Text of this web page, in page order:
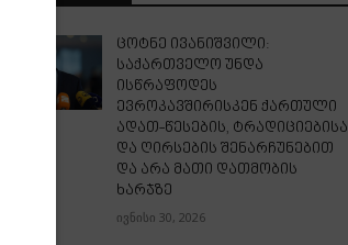
ცოტნე ივანიშვილი:
საქართველო უნდა
ისწრაფოდეს
ევროკავშირისკენ ქართული
ადათ-წესების, ტრადიციებისა
და ღირსების შენარჩუნებით
და არა მათი დათმობის
ხარჯზე
ივნისი 30, 2026